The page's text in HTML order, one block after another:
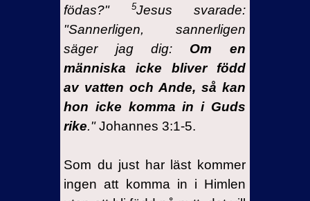
födas?"
5Jesus svarade:
"Sannerligen, sannerligen
säger jag dig: Om en
människa icke bliver född
av vatten och Ande, så kan
hon icke komma in i Guds
rike."Johannes 3:1-5.
Som du just har läst kommer
ingen att komma in i Himlen